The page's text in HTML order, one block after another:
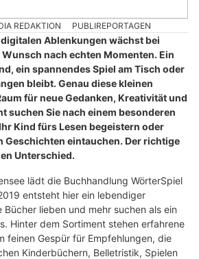
REDAKTION PUBLIREPORTAGEN
Ablenkungen wächst bei
nach echten Momenten. Ein
ein spannendes Spiel am Tisch oder
bleibt. Genau diese kleinen
für neue Gedanken, Kreativität und
suchen Sie nach einem besonderen
Kind fürs Lesen begeistern oder
Geschichten eintauchen. Der richtige
Unterschied.
lädt die Buchhandlung WörterSpiel
entsteht hier ein lebendiger
lieben und mehr suchen als ein
Hinter dem Sortiment stehen erfahrene
feinen Gespür für Empfehlungen, die
Kinderbüchern, Belletristik, Spielen